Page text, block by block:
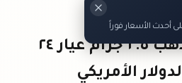
أحدث الأسعار فوراً
سعر سبيكة ذهب ٢.٥ جرام عيار ٢٤
الأمريكي